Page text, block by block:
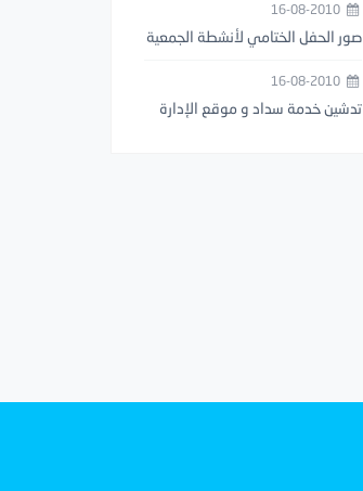
16-08-2010
صور الحفل الختامي لأنشطة الجمعية
16-08-2010
تدشين خدمة سداد و موقع الإدارة